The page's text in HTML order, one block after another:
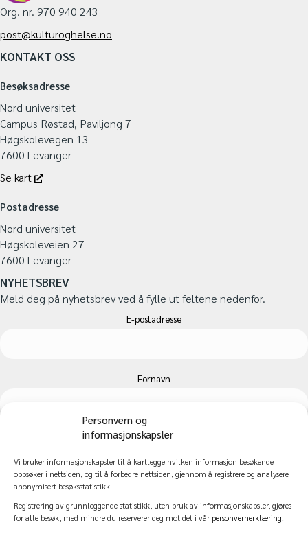
Personvern og
informasjonskapsler
Vi bruker informasjonskapsler til å kartlegge hvilken informasjon besøkende
oppsøker i nettsiden, og til å forbedre nettsiden, gjennom å registrere og analysere
anonymisert besøksstatistikk.
Registrering av grunnleggende statistikk, uten bruk av informasjonskapsler, gjøres
for alle besøk, med mindre du reserverer deg mot det i vår personvernerklæring
Org. nr. 970 940 243
post@kulturoghelse.no
KONTAKT OSS
Besøksadresse
Nord universitet
Campus Røstad, Paviljong 7
Høgskolevegen 13
7600 Levanger
Se kart
Postadresse
Nord universitet
Høgskoleveien 27
7600 Levanger
NYHETSBREV
Meld deg på nyhetsbrev ved å fylle ut feltene nedenfor.
E-postadresse
Fornavn
Etternavn